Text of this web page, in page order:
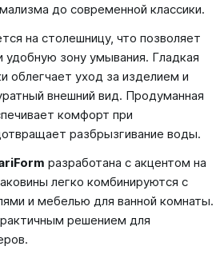
до современной классики.
на столешницу, что позволяет
удобную зону умывания. Гладкая
облегчает уход за изделием и
внешний вид. Продуманная
комфорт при
разбрызгивание воды.
разработана с акцентом на
легко комбинируются с
и мебелью для ванной комнаты.
решением для